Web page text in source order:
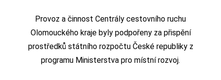
Provoz a činnost Centrály cestovního ruchu
Olomouckého kraje byly podpořeny za přispění
prostředků státního rozpočtu České republiky z
programu Ministerstva pro místní rozvoj.